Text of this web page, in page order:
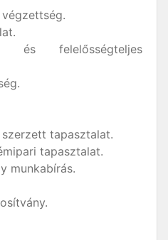
és felelősségteljes
tapasztalat.
tapasztalat.
munkabírás.